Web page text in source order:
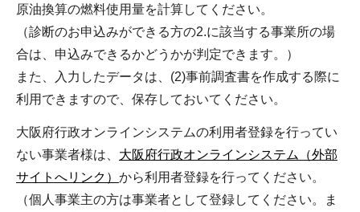
原油換算の燃料使用量を計算してください。
（診断のお申込みができる方の2.に該当する事業所の場
合は、申込みできるかどうかが判定できます。）
また、入力したデータは、(2)事前調査書を作成する際に
利用できますので、保存しておいてください。
大阪府行政オンラインシステムの利用者登録を行ってい
ない事業者様は、 大阪府行政オンラインシステム（外部
サイトへリンク） から利用者登録を行ってください。
（個人事業主の方は事業者として登録してください。ま